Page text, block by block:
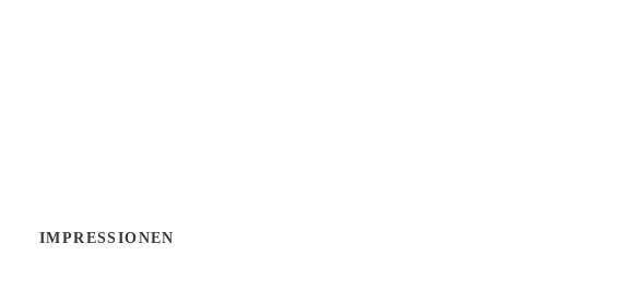
IMPRESSIONEN